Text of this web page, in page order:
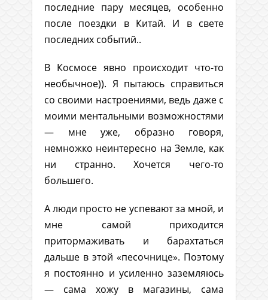
последние пару месяцев, особенно
после поездки в Китай. И в свете
последних событий..
В Космосе явно происходит что-то
необычное)). Я пытаюсь справиться
со своими настроениями, ведь даже с
моими ментальными возможностями
— мне уже, образно говоря,
немножко неинтересно на Земле, как
ни странно. Хочется чего-то
большего.
А люди просто не успевают за мной, и
мне самой приходится
притормаживать и барахтаться
дальше в этой «песочнице». Поэтому
я постоянно и усиленно заземляюсь
— сама хожу в магазины, сама